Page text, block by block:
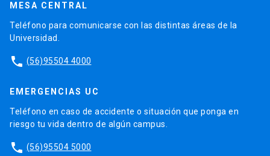
MESA CENTRAL
Teléfono para comunicarse con las distintas áreas de la
Universidad.
phone (56)95504 4000
EMERGENCIAS UC
Teléfono en caso de accidente o situación que ponga en
riesgo tu vida dentro de algún campus.
phone (56)95504 5000